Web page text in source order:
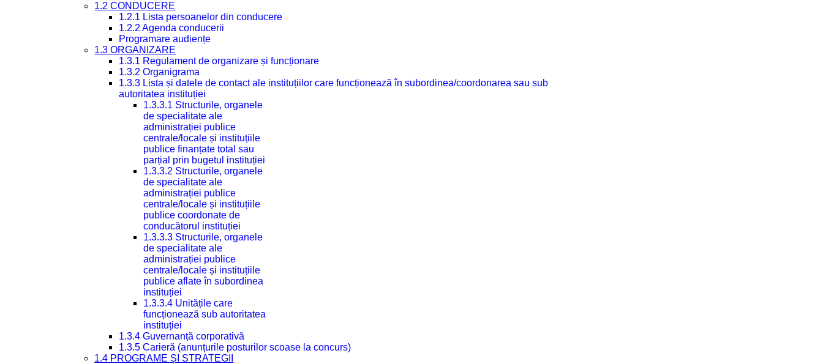
1.2 CONDUCERE
1.2.1 Lista persoanelor din conducere
1.2.2 Agenda conducerii
Programare audiențe
1.3 ORGANIZARE
1.3.1 Regulament de organizare și funcționare
1.3.2 Organigrama
1.3.3 Lista și datele de contact ale instituțiilor care funcționează în subordinea/coordonarea sau sub
autoritatea instituției
1.3.3.1 Structurile, organele
de specialitate ale
administrației publice
centrale/locale și instituțiile
publice finanțate total sau
parțial prin bugetul instituției
1.3.3.2 Structurile, organele
de specialitate ale
administrației publice
centrale/locale și instituțiile
publice coordonate de
conducătorul instituției
1.3.3.3 Structurile, organele
de specialitate ale
administrației publice
centrale/locale și instituțiile
publice aflate în subordinea
instituției
1.3.3.4 Unitățile care
funcționează sub autoritatea
instituției
1.3.4 Guvernanță corporativă
1.3.5 Carieră (anunțurile posturilor scoase la concurs)
1.4 PROGRAME ȘI STRATEGII